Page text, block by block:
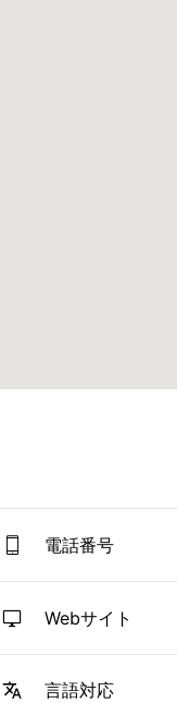
電話番号
Webサイト
言語対応